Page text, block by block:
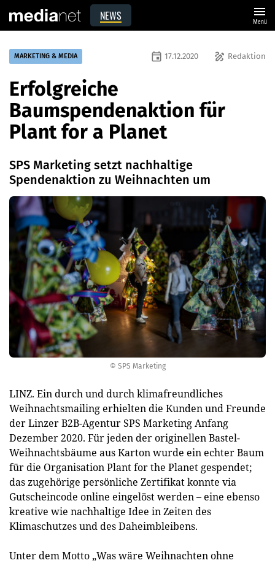
NEWS menu
Menü
© SPS Marketing
MARKETING & MEDIA draw Redaktion
event 17.12.2020
Erfolgreiche
Baumspendenaktion für
Plant for a Planet
SPS Marketing setzt nachhaltige
Spendenaktion zu Weihnachten um
LINZ. Ein durch und durch klimafreundliches
Weihnachtsmailing erhielten die Kunden und Freunde
der Linzer B2B-Agentur SPS Marketing Anfang
Dezember 2020. Für jeden der originellen Bastel-
Weihnachtsbäume aus Karton wurde ein echter Baum
für die Organisation Plant for the Planet gespendet;
das zugehörige persönliche Zertifikat konnte via
Gutscheincode online eingelöst werden – eine ebenso
kreative wie nachhaltige Idee in Zeiten des
Klimaschutzes und des Daheimbleibens.
Unter dem Motto „Was wäre Weihnachten ohne